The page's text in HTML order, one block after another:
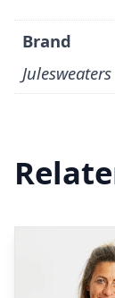
Brand
Julesweaters